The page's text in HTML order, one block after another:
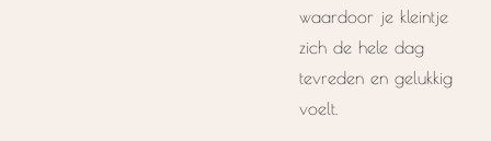
waardoor je kleintje
zich de hele dag
tevreden en gelukkig
voelt.